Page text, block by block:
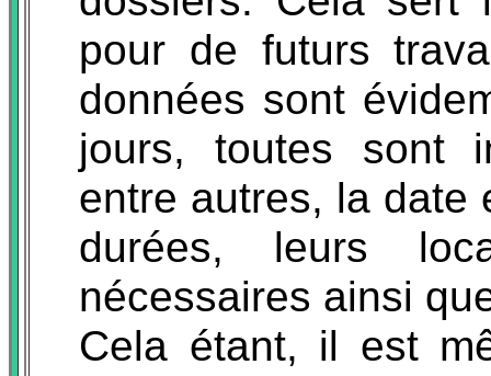
pour de futurs
données sont
jours, toutes sont
entre autres, la date
durées, leurs
nécessaires ainsi
Cela étant, il est